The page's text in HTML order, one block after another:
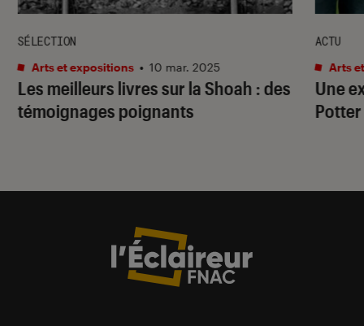
Les meilleurs livres sur la Shoah : des
témoignages poignants
SÉLECTION
Arts et expositions • 10 mar. 2025
Une
ACTU
Arts